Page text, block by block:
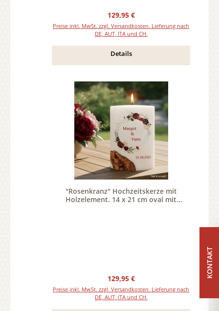
Regulärer Preis:
129,95 €
Preise inkl. MwSt. zzgl. Versandkosten. Lieferung nach
DE, AUT, ITA und CH.
Details
"Rosenkranz" Hochzeitskerze mit
Holzelement. 14 x 21 cm oval mit
Regulärer Preis:
129,95 €
Preise inkl. MwSt. zzgl. Versandkosten. Lieferung nach
DE, AUT, ITA und CH.
KONTAKT